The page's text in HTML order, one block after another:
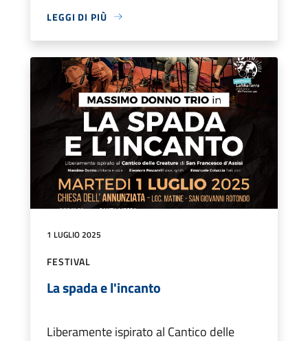
LEGGI DI PIÙ
1 LUGLIO 2025
FESTIVAL
La spada e l'incanto
Liberamente ispirato al Cantico delle